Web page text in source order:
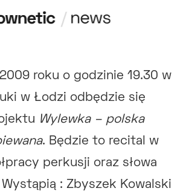
roku o godzinie 19.30 w
w Łodzi odbędzie się
Wylewka – polska
. Będzie to recital w
perkusji oraz słowa
: Zbyszek Kowalski